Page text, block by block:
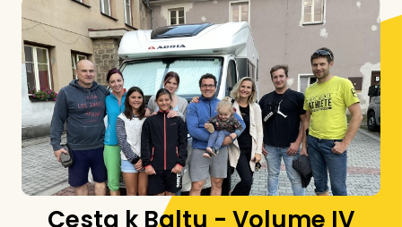
Cesta k Baltu - Volume IV